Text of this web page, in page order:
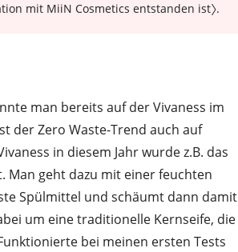
mit MiiN Cosmetics entstanden ist〉.
man bereits auf der Vivaness im
der Zero Waste-Trend auch auf
in diesem Jahr wurde z.B. das
Man geht dazu mit einer feuchten
Spülmittel und schäumt dann damit
um eine traditionelle Kernseife, die
bei meinen ersten Tests